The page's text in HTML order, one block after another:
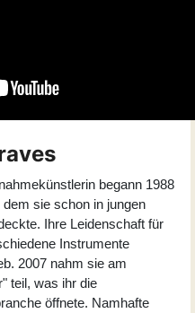
begann 1988
sie schon in jungen
Ihre Leidenschaft für
Instrumente
2007 nahm sie am
teil, was ihr die
öffnete. Namhafte